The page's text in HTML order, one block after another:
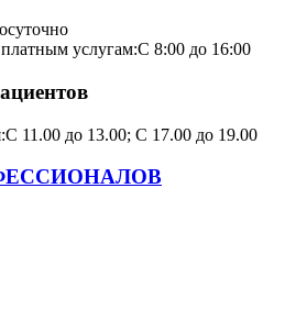
услугам:С 8:00 до 16:00
С 11.00 до 13.00; С 17.00 до 19.00